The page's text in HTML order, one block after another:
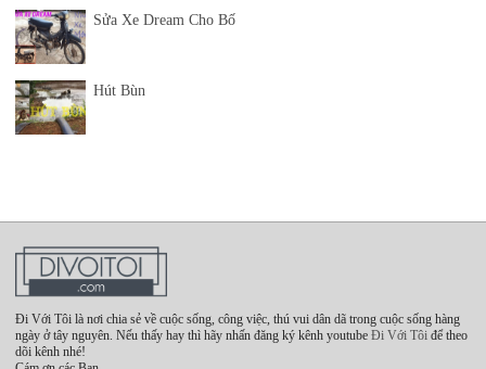
Sửa Xe Dream Cho Bố
Hút Bùn
Đi Với Tôi là nơi chia sẻ về cuộc sống, công việc, thú vui dân dã trong cuộc sống hàng
ngày ở tây nguyên. Nếu thấy hay thì hãy nhấn đăng ký kênh youtube Đi Với Tôi để theo
dõi kênh nhé!